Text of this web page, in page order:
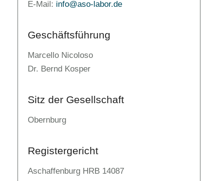
E-Mail: info@aso-labor.de
Geschäftsführung
Marcello Nicoloso
Dr. Bernd Kosper
Sitz der Gesellschaft
Obernburg
Registergericht
Aschaffenburg HRB 14087